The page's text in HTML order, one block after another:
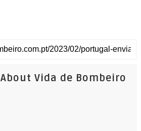
About Vida de Bombeiro